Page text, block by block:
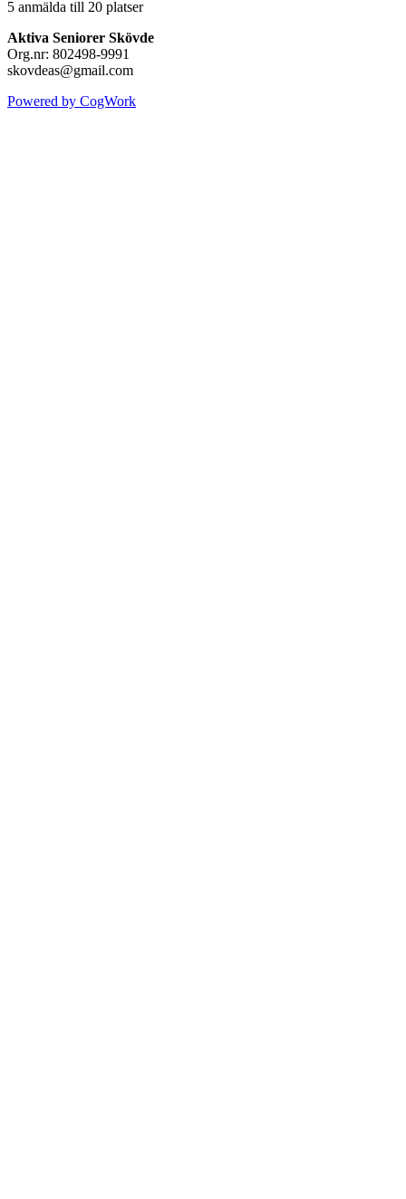
5 anmälda till 20 platser
Aktiva Seniorer Skövde
Org.nr: 802498-9991
skovdeas@gmail.com
Powered by CogWork